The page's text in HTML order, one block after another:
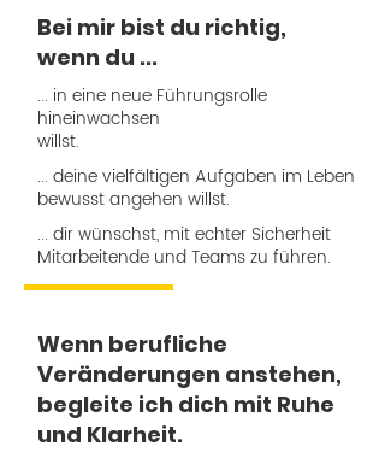
Bei mir bist du richtig,
wenn du ...
... in eine neue Führungsrolle
hineinwachsen
willst.
... deine vielfältigen Aufgaben im Leben
bewusst angehen willst.
... dir wünschst, mit echter Sicherheit
Mitarbeitende und Teams zu führen.
Wenn berufliche
Veränderungen anstehen,
begleite ich dich mit Ruhe
und Klarheit.